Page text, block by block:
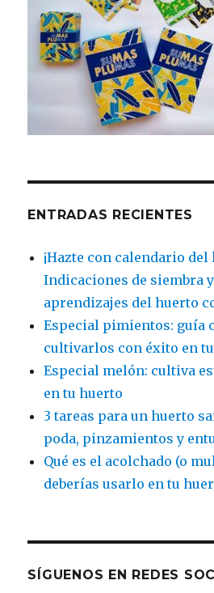
ENTRADAS RECIENTES
¡Hazte con calendario del
Indicaciones de siembra
aprendizajes del huerto
Especial pimientos: guía
cultivarlos con éxito en
Especial melón: cultiva
en tu huerto
3 tareas para un huerto
poda, pinzamientos y
Qué es el acolchado (o
deberías usarlo en tu
SÍGUENOS EN REDES